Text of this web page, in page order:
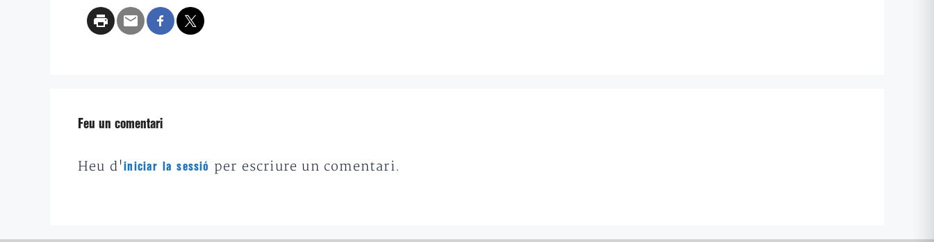
Feu un comentari
Heu d'iniciar la sessió per escriure un comentari.